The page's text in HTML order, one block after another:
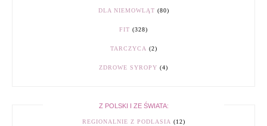
DLA NIEMOWLĄT (80)
FIT (328)
TARCZYCA (2)
ZDROWE SYROPY (4)
Z POLSKI I ZE ŚWIATA:
REGIONALNIE Z PODLASIA (12)